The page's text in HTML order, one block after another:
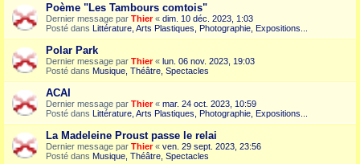
Poème "Les Tambours comtois"
Dernier message par Thier« dim. 10 déc. 2023, 1:03
Posté dans Littérature, Arts Plastiques, Photographie, Expositions...
Polar Park
Dernier message par Thier« lun. 06 nov. 2023, 19:03
Posté dans Musique, Théâtre, Spectacles
ACAI
Dernier message par Thier« mar. 24 oct. 2023, 10:59
Posté dans Littérature, Arts Plastiques, Photographie, Expositions...
La Madeleine Proust passe le relai
Dernier message par Thier« ven. 29 sept. 2023, 23:56
Posté dans Musique, Théâtre, Spectacles